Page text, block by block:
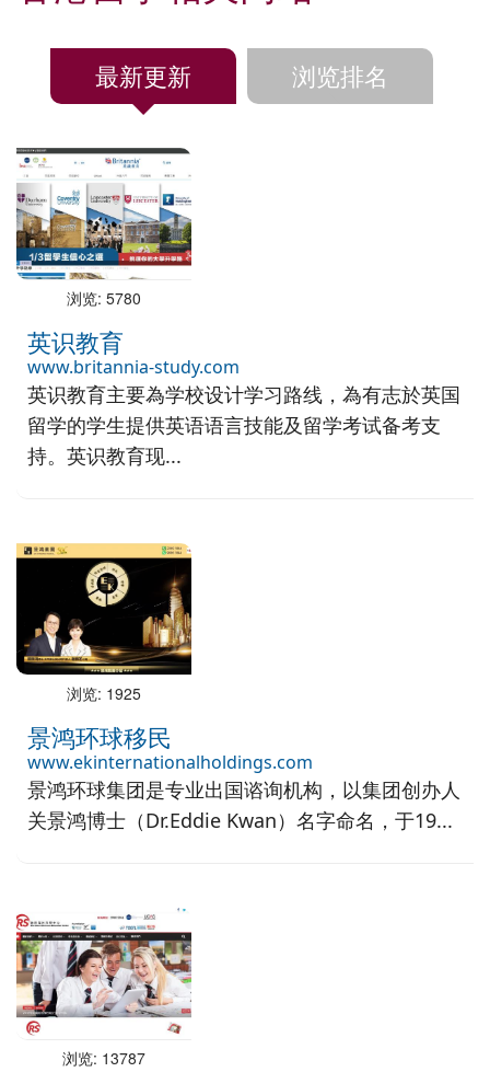
最新更新 浏览排名
浏览: 5780
英识教育
www.britannia-study.com
英识教育主要為学校设计学习路线，為有志於英国
留学的学生提供英语语言技能及留学考试备考支
持。英识教育现...
浏览: 1925
景鸿环球移民
www.ekinternationalholdings.com
景鸿环球集团是专业出国谘询机构，以集团创办人
关景鸿博士（Dr.Eddie Kwan）名字命名，于19...
浏览: 13787